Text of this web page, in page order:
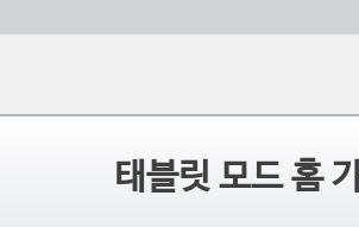
태블릿 모드 홈